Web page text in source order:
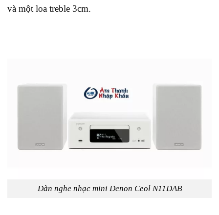
và một loa treble 3cm.
Dàn nghe nhạc mini Denon Ceol N11DAB